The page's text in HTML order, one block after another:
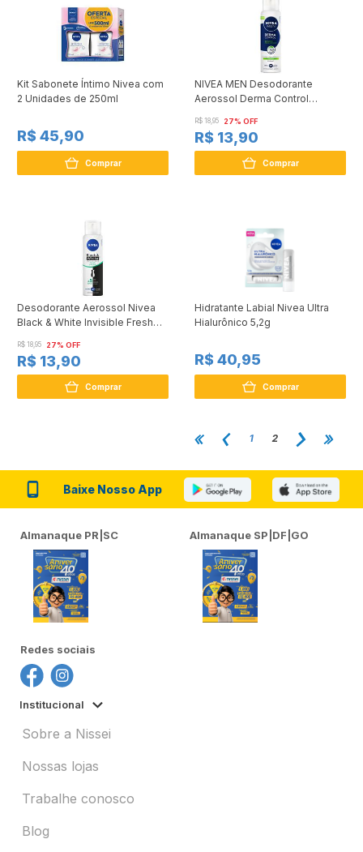
Kit Sabonete Íntimo Nivea com
2 Unidades de 250ml
R$ 45,90
Comprar
NIVEA MEN Desodorante
Aerossol Derma Control
R$ 18,95 27% OFF
R$ 13,90
Comprar
Desodorante Aerossol Nivea
Black & White Invisible Fresh
R$ 18,95 27% OFF
R$ 13,90
Comprar
Hidratante Labial Nivea Ultra
Hialurônico 5,2g
R$ 40,95
Comprar
1 2
Baixe Nosso App
Almanaque PR|SC Almanaque SP|DF|GO
Redes sociais
Institucional
Sobre a Nissei
Nossas lojas
Trabalhe conosco
Blog